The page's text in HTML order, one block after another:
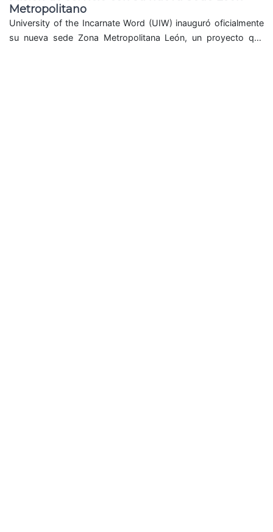
Metropolitano
University of the Incarnate Word (UIW) inauguró oficialmente
su nueva sede Zona Metropolitana León, un proyecto que